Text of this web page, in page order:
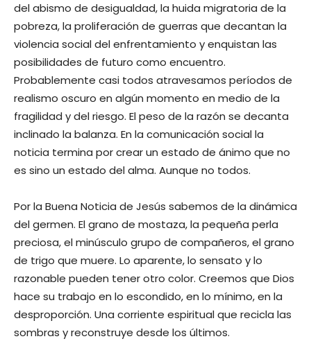
del abismo de desigualdad, la huida migratoria de la
pobreza, la proliferación de guerras que decantan la
violencia social del enfrentamiento y enquistan las
posibilidades de futuro como encuentro.
Probablemente casi todos atravesamos períodos de
realismo oscuro en algún momento en medio de la
fragilidad y del riesgo. El peso de la razón se decanta
inclinado la balanza. En la comunicación social la
noticia termina por crear un estado de ánimo que no
es sino un estado del alma. Aunque no todos.
Por la Buena Noticia de Jesús sabemos de la dinámica
del germen. El grano de mostaza, la pequeña perla
preciosa, el minúsculo grupo de compañeros, el grano
de trigo que muere. Lo aparente, lo sensato y lo
razonable pueden tener otro color. Creemos que Dios
hace su trabajo en lo escondido, en lo mínimo, en la
desproporción. Una corriente espiritual que recicla las
sombras y reconstruye desde los últimos.